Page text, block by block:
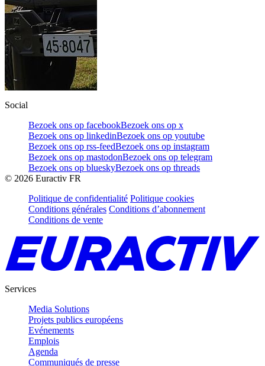
Social
Bezoek ons op facebookBezoek ons op x
Bezoek ons op linkedinBezoek ons op youtube
Bezoek ons op rss-feedBezoek ons op instagram
Bezoek ons op mastodonBezoek ons op telegram
Bezoek ons op blueskyBezoek ons op threads
© 2026 Euractiv FR
Politique de confidentialité Politique cookies
Conditions générales Conditions d’abonnement
Conditions de vente
Services
Media Solutions
Projets publics européens
Evénements
Emplois
Agenda
Communiqués de presse